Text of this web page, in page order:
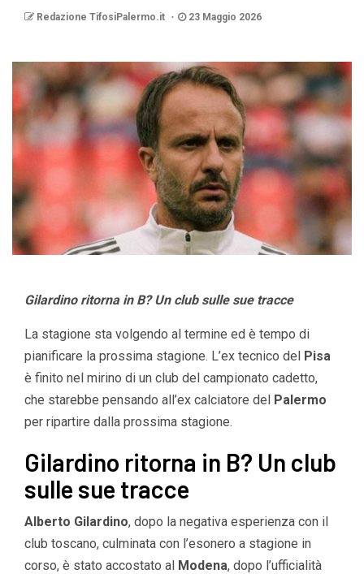
Redazione TifosiPalermo.it 23 Maggio 2026
Gilardino ritorna in B? Un club sulle sue tracce
La stagione sta volgendo al termine ed è tempo di
pianificare la prossima stagione. L’ex tecnico del Pisa
è finito nel mirino di un club del campionato cadetto,
che starebbe pensando all’ex calciatore del Palermo
per ripartire dalla prossima stagione.
Gilardino ritorna in B? Un club
sulle sue tracce
Alberto Gilardino, dopo la negativa esperienza con il
club toscano, culminata con l’esonero a stagione in
corso, è stato accostato al Modena, dopo l’ufficialità